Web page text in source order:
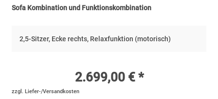
Sofa Kombination und Funktionskombination
2,5-Sitzer, Ecke rechts, Relaxfunktion (motorisch)
2.699,00 € *
zzgl. Liefer-/Versandkosten